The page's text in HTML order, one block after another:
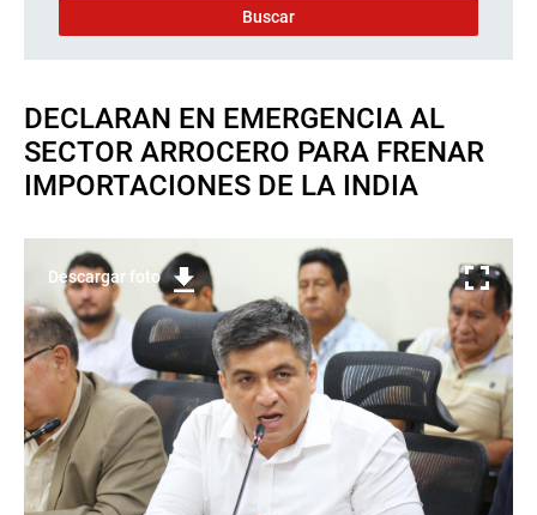
DECLARAN EN EMERGENCIA AL
SECTOR ARROCERO PARA FRENAR
IMPORTACIONES DE LA INDIA
Descargar foto